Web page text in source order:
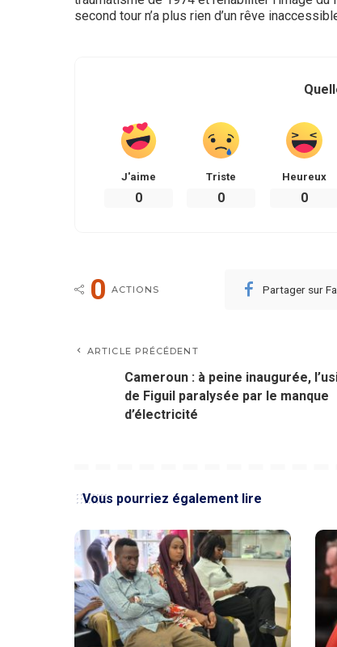
second tour n’a plus rien d’un rêve
J'aime
0
Triste
0
Heureux
0
0 ACTIONS Partager sur
ARTICLE PRÉCÉDENT
Cameroun : à peine inaugurée,
de Figuil paralysée par le manque
d’électricité
Vous pourriez également lire